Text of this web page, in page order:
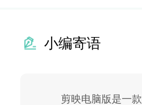
小编寄语
剪映电脑版是一